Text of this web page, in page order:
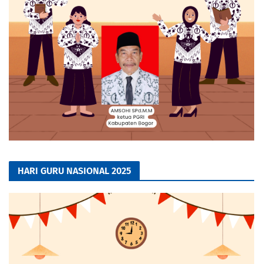
HARI GURU NASIONAL 2025